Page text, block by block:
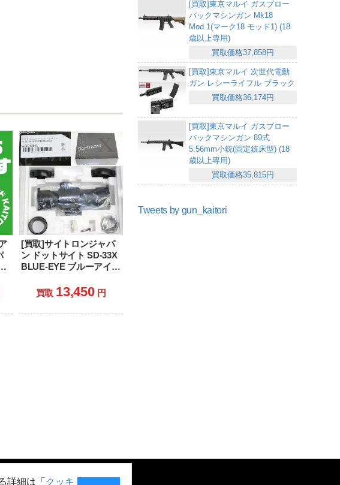
詳細は「 クッキ
[買取]サイトロンジャパ
ン ドットサイト SD-33X
BLUE-EYE ブルーアイ
買取 13,450 円
[買取]東京マルイ ガスブロー
バックマシンガン Mk18
Mod.1(マーク18 モッド1) (18
歳以上専用)
買取価格37,858円
[買取]東京マルイ 次世代電動
ガン レシーライフル ブラック
買取価格36,174円
[買取]東京マルイ ガスブロー
バックマシンガン 89式
5.56mm小銃(固定銃床型) (18
歳以上専用)
買取価格35,815円
Tweets by gun_kaitori